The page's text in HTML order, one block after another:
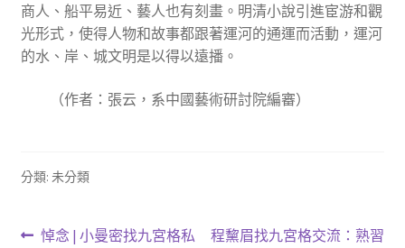
商人、船平易近、藝人也有刻畫。明清小說引進宦游和觀
光形式，使得人物和故事都跟著運河的通運而活動，運河
的水、岸、城文明是以得以遠播。
（作者：張云，系中國藝術研討院編審）
分類: 未分類
文上
悼念 | 小曼密找九宮格私
下
程黧眉找九宮格交流：熟習